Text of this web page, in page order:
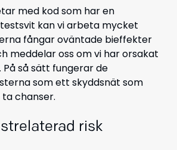
med kod som har en
kan vi arbeta mycket
fångar oväntade bieffekter
meddelar oss om vi har orsakat
så sätt fungerar de
som ett skyddsnät som
chanser.
risk